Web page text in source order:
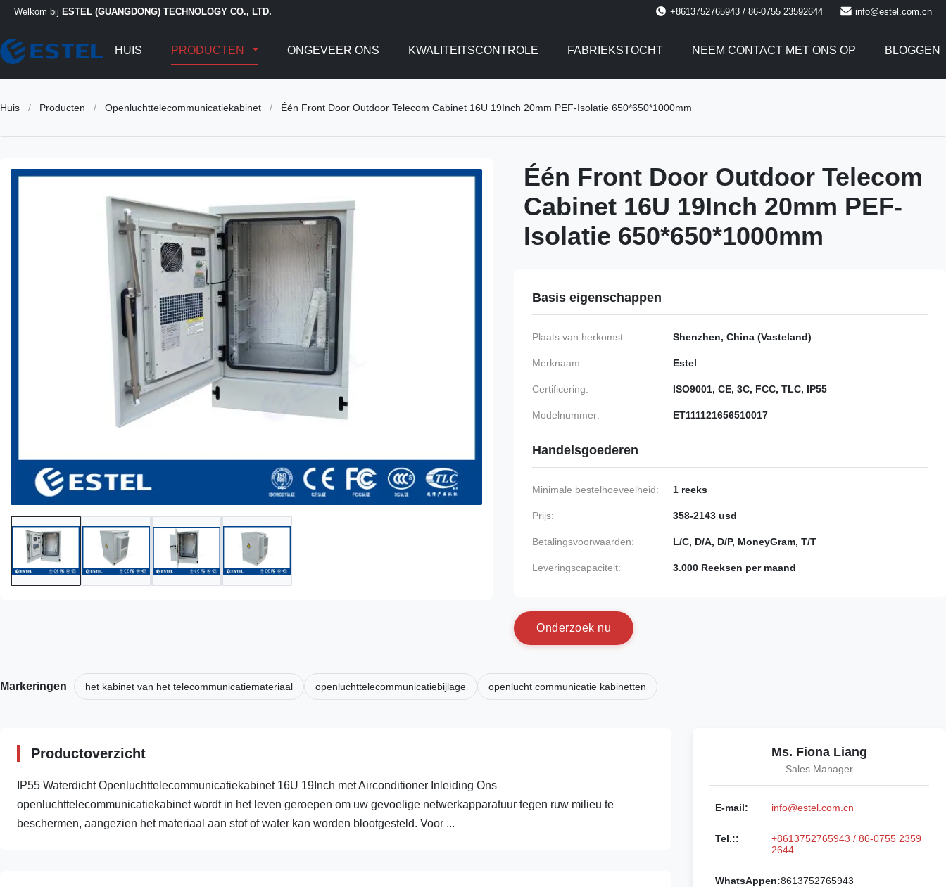
Welkom bij ESTEL (GUANGDONG) TECHNOLOGY CO., LTD. +8613752765943 / 86-0755 23592644 info@estel.com.cn
HUIS PRODUCTEN ONGEVEER ONS KWALITEITSCONTROLE FABRIEKSTOCHT NEEM CONTACT MET ONS OP BLOGGEN
Huis / Producten / Openluchttelecommunicatiekabinet / Één Front Door Outdoor Telecom Cabinet 16U 19Inch 20mm PEF-Isolatie 650*650*1000mm
Één Front Door Outdoor Telecom
Cabinet 16U 19Inch 20mm PEF-
Isolatie 650*650*1000mm
Basis eigenschappen
Plaats van herkomst: Shenzhen, China (Vasteland)
Merknaam: Estel
Certificering: ISO9001, CE, 3C, FCC, TLC, IP55
Modelnummer: ET111121656510017
Handelsgoederen
Minimale bestelhoeveelheid: 1 reeks
Prijs: 358-2143 usd
Betalingsvoorwaarden: L/C, D/A, D/P, MoneyGram, T/T
Leveringscapaciteit: 3.000 Reeksen per maand
Onderzoek nu
Markeringen het kabinet van het telecommunicatiemateriaal openluchttelecommunicatiebijlage openlucht communicatie kabinetten
Productoverzicht
IP55 Waterdicht Openluchttelecommunicatiekabinet 16U 19Inch met Airconditioner Inleiding Ons
openluchttelecommunicatiekabinet wordt in het leven geroepen om uw gevoelige netwerkapparatuur tegen ruw milieu te
beschermen, aangezien het materiaal aan stof of water kan worden blootgesteld. Voor ...
Ms. Fiona Liang
Sales Manager
E-mail: info@estel.com.cn
Tel.::
+8613752765943 / 86-0755 2359
2644
WhatsAppen:8613752765943